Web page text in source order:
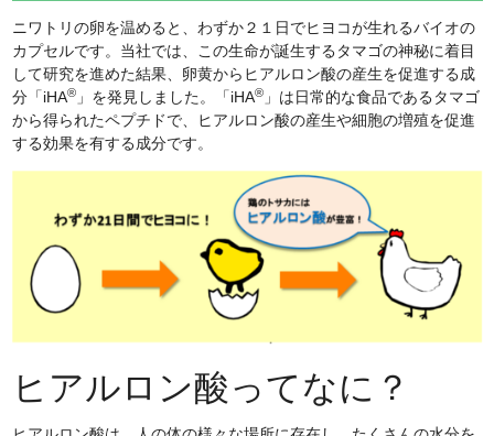
ニワトリの卵を温めると、わずか２１日でヒヨコが生れるバイオの
カプセルです。当社では、この生命が誕生するタマゴの神秘に着目
して研究を進めた結果、卵黄からヒアルロン酸の産生を促進する成
分「iHA®」を発見しました。「iHA®」は日常的な食品であるタマゴ
から得られたペプチドで、ヒアルロン酸の産生や細胞の増殖を促進
する効果を有する成分です。
ヒアルロン酸ってなに？